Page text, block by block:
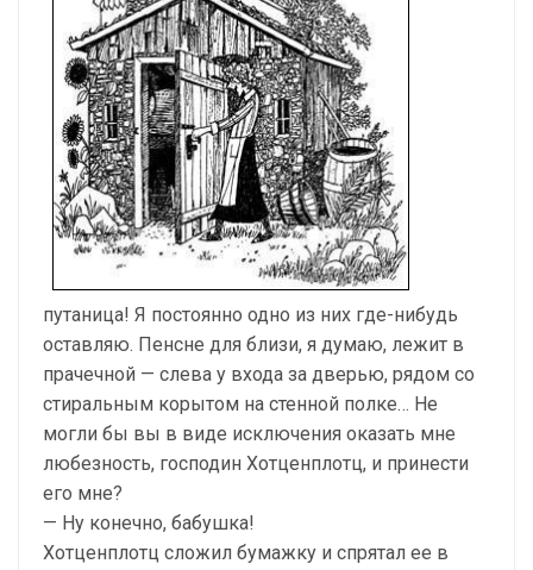
путаница! Я постоянно одно из них где-нибудь
оставляю. Пенсне для близи, я думаю, лежит в
прачечной — слева у входа за дверью, рядом со
стиральным корытом на стенной полке… Не
могли бы вы в виде исключения оказать мне
любезность, господин Хотценплотц, и принести
его мне?
— Ну конечно, бабушка!
Хотценплотц сложил бумажку и спрятал ее в